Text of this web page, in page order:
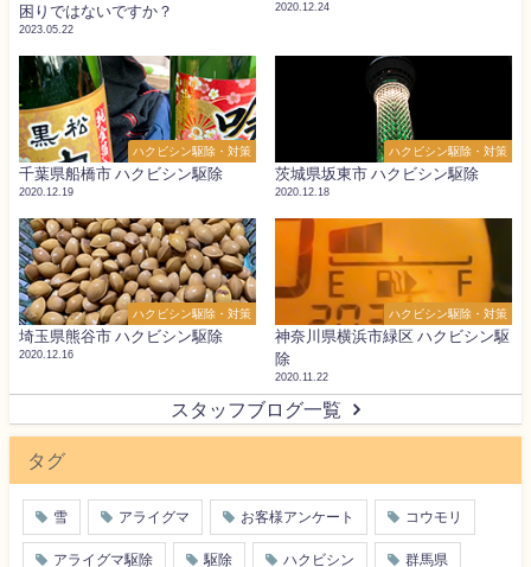
困りではないですか？
2023.05.22
2020.12.24
ハクビシン駆除・対策
千葉県船橋市 ハクビシン駆除
2020.12.19
ハクビシン駆除・対策
茨城県坂東市 ハクビシン駆除
2020.12.18
ハクビシン駆除・対策
埼玉県熊谷市 ハクビシン駆除
2020.12.16
ハクビシン駆除・対策
神奈川県横浜市緑区 ハクビシン駆
除
2020.11.22
スタッフブログ一覧
タグ
雪 アライグマ お客様アンケート コウモリ
アライグマ駆除 駆除 ハクビシン 群馬県